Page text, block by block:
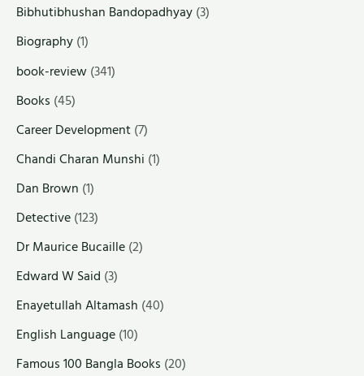
Bibhutibhushan Bandopadhyay(3)
Biography(1)
book-review(341)
Books (45)
Career Development(7)
Chandi Charan Munshi (1)
Dan Brown (1)
Detective(123)
Dr Maurice Bucaille(2)
Edward W Said (3)
Enayetullah Altamash (40)
English Language(10)
Famous 100 Bangla Books (20)